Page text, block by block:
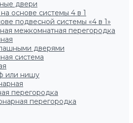
двери
основе системы 4 в 1
подвесной системы «4 в 1»
межкомнатная перегородка
дверями
система
или нишу
перегородка
перегородка